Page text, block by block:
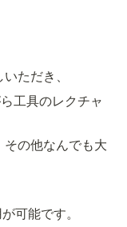
ただき、
工具のレクチャ
の他なんでも大
可能です。